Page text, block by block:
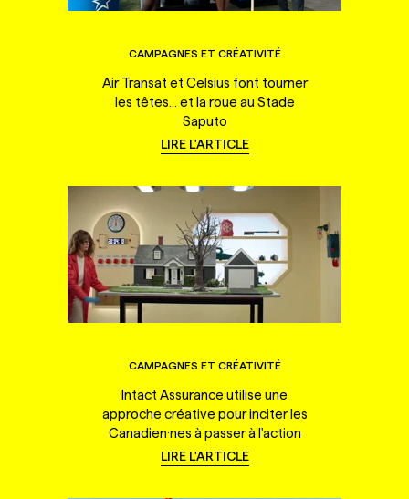
CAMPAGNES ET CRÉATIVITÉ
Air Transat et Celsius font tourner
les têtes... et la roue au Stade
Saputo
LIRE L'ARTICLE
CAMPAGNES ET CRÉATIVITÉ
Intact Assurance utilise une
approche créative pour inciter les
Canadien·nes à passer à l'action
LIRE L'ARTICLE